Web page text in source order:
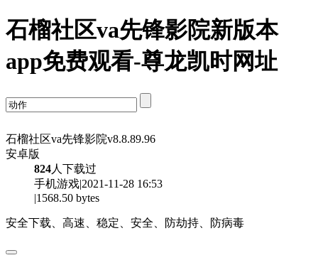
石榴社区va先锋影院新版本
app免费观看-尊龙凯时网址
石榴社区va先锋影院v8.8.89.96
安卓版
824人下载过
手机游戏|2021-11-28 16:53
|1568.50 bytes
安全下载、高速、稳定、安全、防劫持、防病毒